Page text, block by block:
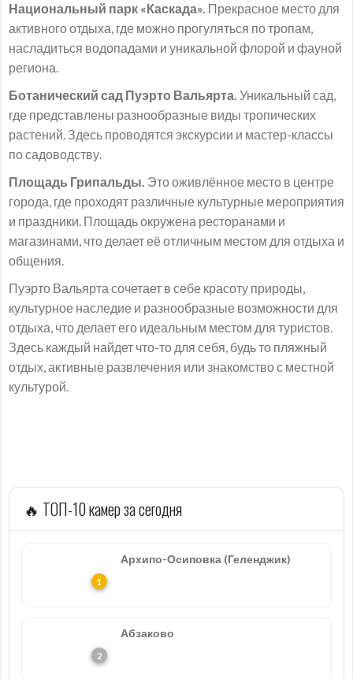
Национальный парк «Каскада». Прекрасное место для
активного отдыха, где можно прогуляться по тропам,
насладиться водопадами и уникальной флорой и фауной
региона.
Ботанический сад Пуэрто Вальярта. Уникальный сад,
где представлены разнообразные виды тропических
растений. Здесь проводятся экскурсии и мастер-классы
по садоводству.
Площадь Грипальды. Это оживлённое место в центре
города, где проходят различные культурные мероприятия
и праздники. Площадь окружена ресторанами и
магазинами, что делает её отличным местом для отдыха и
общения.
Пуэрто Вальярта сочетает в себе красоту природы,
культурное наследие и разнообразные возможности для
отдыха, что делает его идеальным местом для туристов.
Здесь каждый найдет что-то для себя, будь то пляжный
отдых, активные развлечения или знакомство с местной
культурой.
🔥 ТОП-10 камер за сегодня
Архипо-Осиповка (Геленджик)
Абзаково